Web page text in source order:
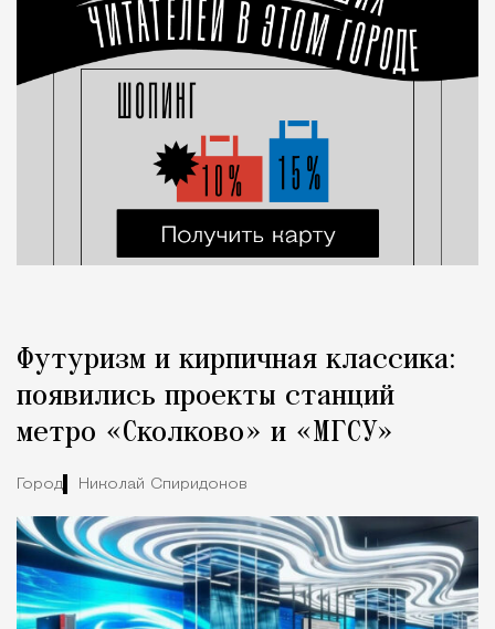
Футуризм и кирпичная классика:
появились проекты станций
метро «Сколково» и «МГСУ»
Город Николай Спиридонов